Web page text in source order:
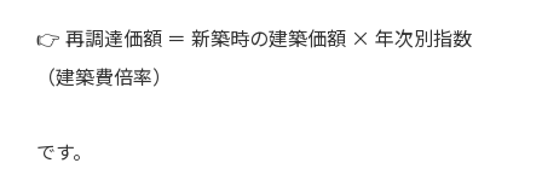
👉 再調達価額 ＝ 新築時の建築価額 × 年次別指数
（建築費倍率）
です。